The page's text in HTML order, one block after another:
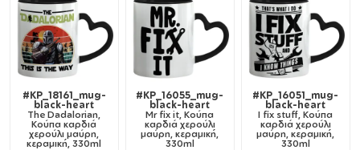
#KP_18161_mug-
black-heart
The Dadalorian,
Κούπα καρδιά
χερούλι μαύρη,
κεραμική, 330ml
#KP_16055_mug-
black-heart
Mr fix it, Κούπα
καρδιά χερούλι
μαύρη, κεραμική,
330ml
#KP_16051_mug-
black-heart
I fix stuff, Κούπα
καρδιά χερούλι
μαύρη, κεραμική,
330ml